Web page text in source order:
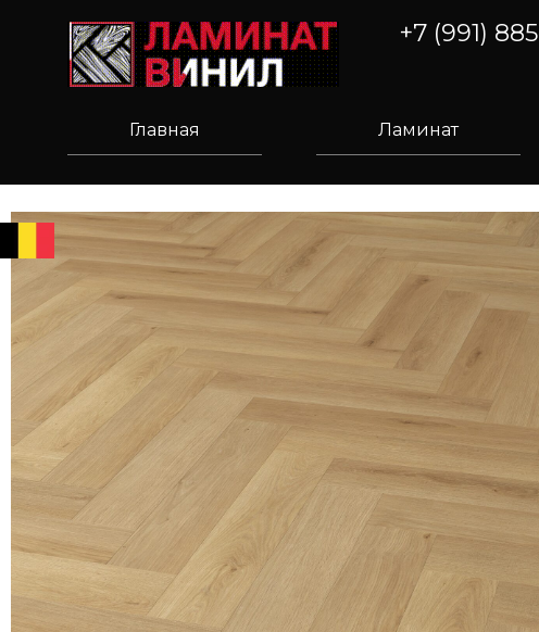
+7 (991)
Главная Ламинат